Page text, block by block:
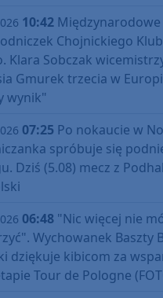
10:42 Międzynarodowe
Chojnickiego
Klara Sobczak
Gmurek trzecia w
wynik"
07:25 Po nokaucie w
spróbuje się
Dziś (5.08) mecz z
06:48 "Nic więcej nie
Wychowanek Baszty
dziękuje kibicom za
Tour de Pologne